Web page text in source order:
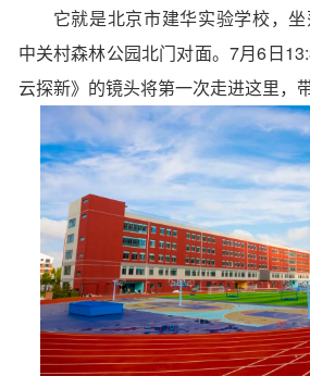
它就是北京市建华实验学校，坐
中关村森林公园北门对面。7月6日
云探新》的镜头将第一次走进这里，